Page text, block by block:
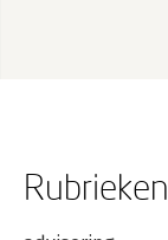
Rubrieken